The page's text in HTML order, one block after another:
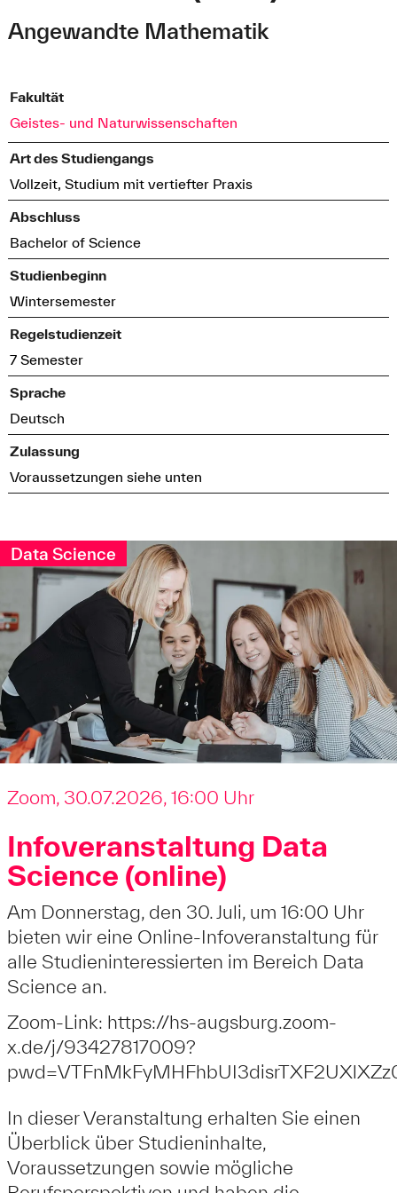
Angewandte Mathematik
Fakultät
Geistes- und Naturwissenschaften
Art des Studiengangs
Vollzeit, Studium mit vertiefter Praxis
Abschluss
Bachelor of Science
Studienbeginn
Wintersemester
Regelstudienzeit
7 Semester
Sprache
Deutsch
Zulassung
Voraussetzungen siehe unten
Data Science
Zoom, 30.07.2026, 16:00 Uhr
Infoveranstaltung Data
Science (online)
Am Donnerstag, den 30. Juli, um 16:00 Uhr
bieten wir eine Online-Infoveranstaltung für
alle Studieninteressierten im Bereich Data
Science an.
Zoom-Link: https://hs-augsburg.zoom-
x.de/j/93427817009?
In dieser Veranstaltung erhalten Sie einen
Überblick über Studieninhalte,
Voraussetzungen sowie mögliche